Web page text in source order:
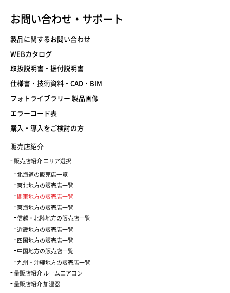
お問い合わせ・サポート
製品に関するお問い合わせ
WEBカタログ
取扱説明書・据付説明書
仕様書・技術資料・CAD・BIM
フォトライブラリー 製品画像
エラーコード表
購入・導入をご検討の方
販売店紹介
販売店紹介 エリア選択
北海道の販売店一覧
東北地方の販売店一覧
関東地方の販売店一覧
東海地方の販売店一覧
信越・北陸地方の販売店一覧
近畿地方の販売店一覧
四国地方の販売店一覧
中国地方の販売店一覧
九州・沖縄地方の販売店一覧
量販店紹介 ルームエアコン
量販店紹介 加湿器